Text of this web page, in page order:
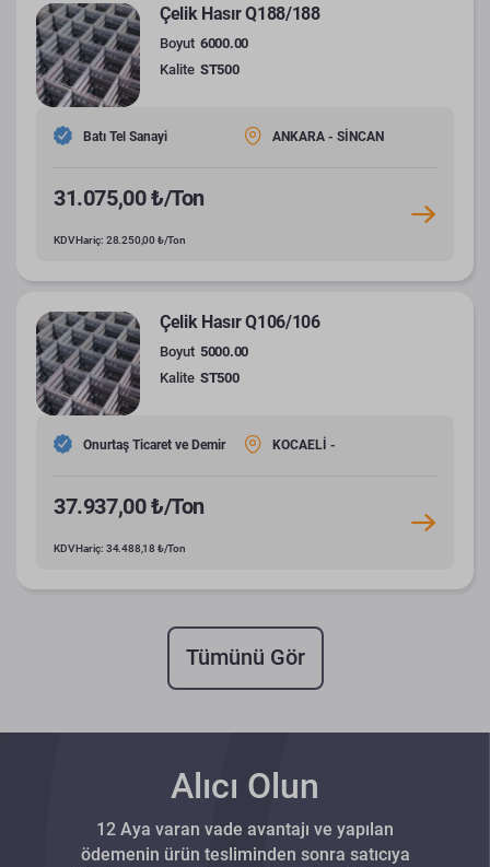
Çelik Hasır Q188/188
Boyut 6000.00
Kalite ST500
Batı Tel Sanayi ANKARA - SİNCAN
31.075,00 ₺/Ton
KDV Hariç: 28.250,00 ₺/Ton
Çelik Hasır Q106/106
Boyut 5000.00
Kalite ST500
Onurtaş Ticaret ve Demir KOCAELİ -
37.937,00 ₺/Ton
KDV Hariç: 34.488,18 ₺/Ton
Tümünü Gör
Alıcı Olun
12 Aya varan vade avantajı ve yapılan
ödemenin ürün tesliminden sonra satıcıya